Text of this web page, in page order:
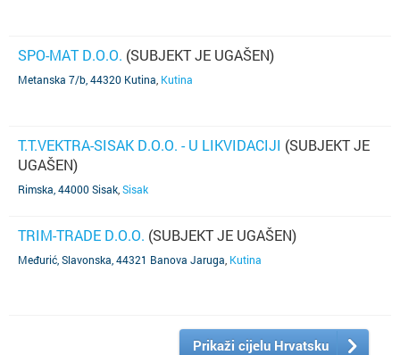
SPO-MAT D.O.O. (SUBJEKT JE UGAŠEN)
Metanska 7/b, 44320 Kutina Kutina
T.T.VEKTRA-SISAK D.O.O. - U LIKVIDACIJI (SUBJEKT JE
UGAŠEN)
Rimska, 44000 Sisak Sisak
TRIM-TRADE D.O.O. (SUBJEKT JE UGAŠEN)
Međurić, Slavonska, 44321 Banova Jaruga Kutina
Prikaži cijelu Hrvatsku